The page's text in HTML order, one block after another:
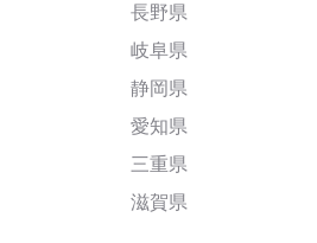
長野県
岐阜県
静岡県
愛知県
三重県
滋賀県